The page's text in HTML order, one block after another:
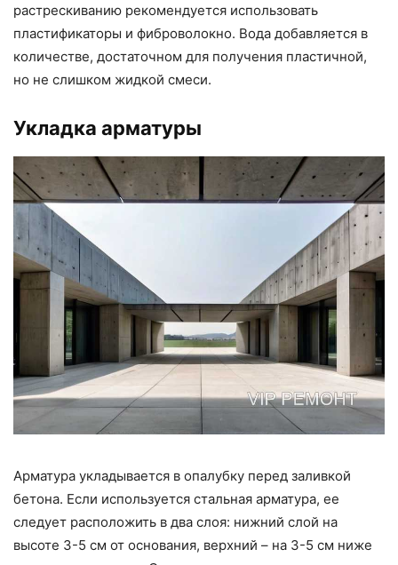
растрескиванию рекомендуется использовать
пластификаторы и фиброволокно. Вода добавляется в
количестве, достаточном для получения пластичной,
но не слишком жидкой смеси.
Укладка арматуры
Арматура укладывается в опалубку перед заливкой
бетона. Если используется стальная арматура, ее
следует расположить в два слоя: нижний слой на
высоте 3-5 см от основания, верхний – на 3-5 см ниже